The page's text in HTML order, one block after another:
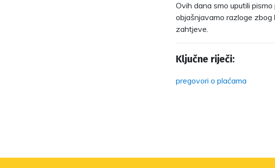
Ovih dana smo uputili
objašnjavamo razloge
zahtjeve.
Ključne riječi:
pregovori o plaćama